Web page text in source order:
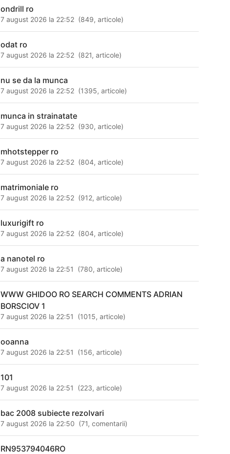
ondrill ro
7 august 2026 la 22:52 (849,articole)
odat ro
7 august 2026 la 22:52 (821,articole)
nu se da la munca
7 august 2026 la 22:52 (1395,articole)
munca in strainatate
7 august 2026 la 22:52 (930,articole)
mhotstepper ro
7 august 2026 la 22:52 (804,articole)
matrimoniale ro
7 august 2026 la 22:52 (912,articole)
luxurigift ro
7 august 2026 la 22:52 (804,articole)
a nanotel ro
7 august 2026 la 22:51 (780,articole)
WWW GHIDOO RO SEARCH COMMENTS ADRIAN
BORSCIOV 1
7 august 2026 la 22:51 (1015,articole)
ooanna
7 august 2026 la 22:51 (156,articole)
101
7 august 2026 la 22:51 (223,articole)
bac 2008 subiecte rezolvari
7 august 2026 la 22:50 (71,comentarii)
RN953794046RO